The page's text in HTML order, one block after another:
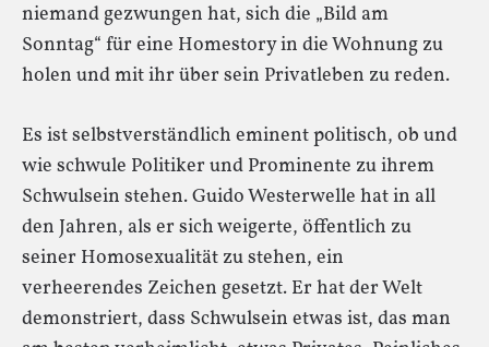
niemand gezwungen hat, sich die „Bild am
Sonntag“ für eine Homestory in die Wohnung zu
holen und mit ihr über sein Privatleben zu reden.
Es ist selbstverständlich eminent politisch, ob und
wie schwule Politiker und Prominente zu ihrem
Schwulsein stehen. Guido Westerwelle hat in all
den Jahren, als er sich weigerte, öffentlich zu
seiner Homosexualität zu stehen, ein
verheerendes Zeichen gesetzt. Er hat der Welt
demonstriert, dass Schwulsein etwas ist, das man